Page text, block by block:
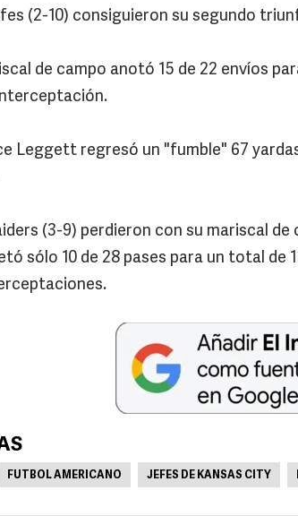
(2-10) consiguieron su segundo
de campo anotó 15 de 22 envíos
Leggett regresó un "fumble" 67
(3-9) perdieron con su mariscal de
sólo 10 de 28 pases para un total de
FUTBOL AMERICANO JEFES DE KANSAS CITY